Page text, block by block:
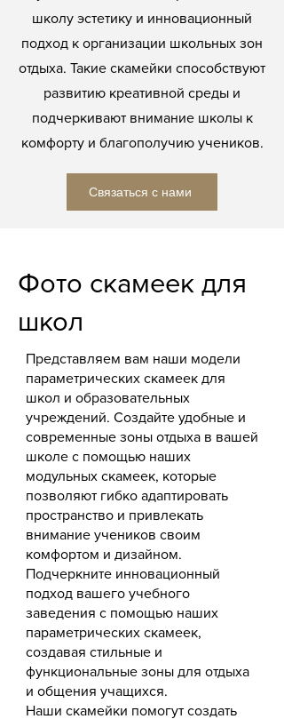
школу эстетику и инновационный
подход к организации школьных зон
отдыха. Такие скамейки способствуют
развитию креативной среды и
подчеркивают внимание школы к
комфорту и благополучию учеников.
Связаться с нами
Фото скамеек для
школ
Представляем вам наши модели
параметрических скамеек для
школ и образовательных
учреждений. Создайте удобные и
современные зоны отдыха в вашей
школе с помощью наших
модульных скамеек, которые
позволяют гибко адаптировать
пространство и привлекать
внимание учеников своим
комфортом и дизайном.
Подчеркните инновационный
подход вашего учебного
заведения с помощью наших
параметрических скамеек,
создавая стильные и
функциональные зоны для отдыха
и общения учащихся.
Наши скамейки помогут создать